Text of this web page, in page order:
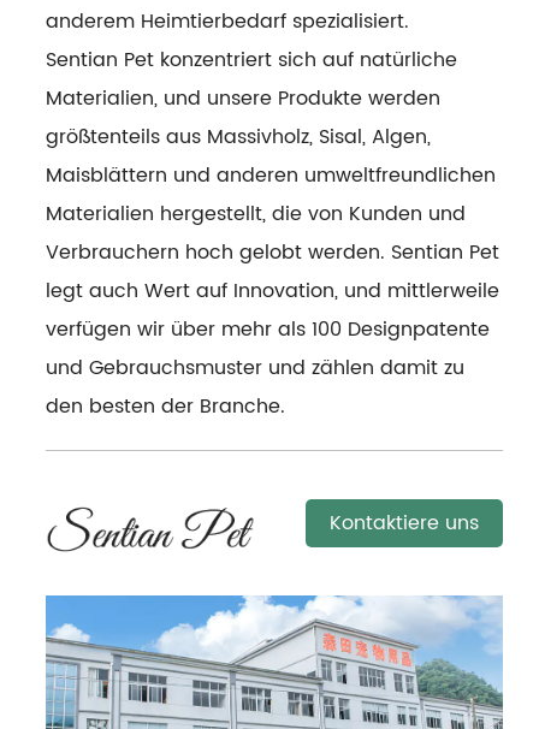
anderem Heimtierbedarf spezialisiert.
Sentian Pet konzentriert sich auf natürliche
Materialien, und unsere Produkte werden
größtenteils aus Massivholz, Sisal, Algen,
Maisblättern und anderen umweltfreundlichen
Materialien hergestellt, die von Kunden und
Verbrauchern hoch gelobt werden. Sentian Pet
legt auch Wert auf Innovation, und mittlerweile
verfügen wir über mehr als 100 Designpatente
und Gebrauchsmuster und zählen damit zu
den besten der Branche.
Kontaktiere uns